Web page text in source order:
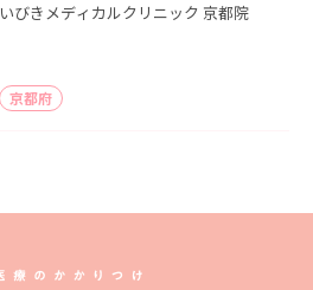
いびきメディカルクリニック 京都院
京都府